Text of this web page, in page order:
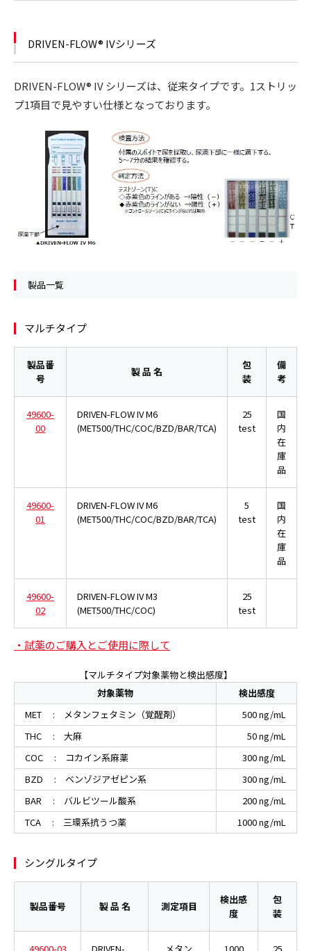
DRIVEN-FLOW® IVシリーズ
DRIVEN-FLOW® IV シリーズは、従来タイプです。1ストリッ
プ1項目で見やすい仕様となっております。
製品一覧
マルチタイプ
製品番
号
製 品 名
包
装
備
考
49600-
00
DRIVEN-FLOW IV M6
(MET500/THC/COC/BZD/BAR/TCA)
25
test
国
内
在
庫
品
49600-
01
DRIVEN-FLOW IV M6
(MET500/THC/COC/BZD/BAR/TCA)
5
test
国
内
在
庫
品
49600-
02
DRIVEN-FLOW IV M3
(MET500/THC/COC)
25
test
・試薬のご購入とご使用に際して
【マルチタイプ対象薬物と検出感度】
対象薬物
検出感度
MET : メタンフェタミン（覚醒剤）
500 ng/mL
THC : 大麻
50 ng/mL
COC : コカイン系麻薬
300 ng/mL
BZD : ベンゾジアゼピン系
300 ng/mL
BAR : バルビツール酸系
200 ng/mL
TCA : 三環系抗うつ薬
1000 ng/mL
シングルタイプ
製品番号 製 品 名 測定項目
検出感
度
包
装